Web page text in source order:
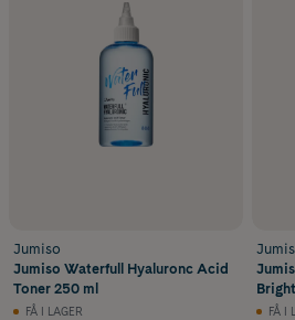
Jumiso
Jumiso Waterfull Hyaluronc Acid
Toner 250 ml
FÅ I LAGER FÅ I